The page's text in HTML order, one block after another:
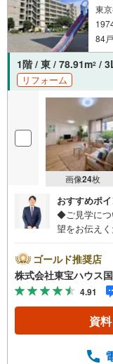
東
84
1階 / 東 / 78.91m2 /
リフォーム
画像24枚
おすすめポ
◆ご見学につ
望をお伝え
のご連絡を
る」ボタン
です。事前
すのでご了
買いただい
けます。10
ご提供いた
ゴールド推奨店
株式会社東宝ハウス
4.91
資